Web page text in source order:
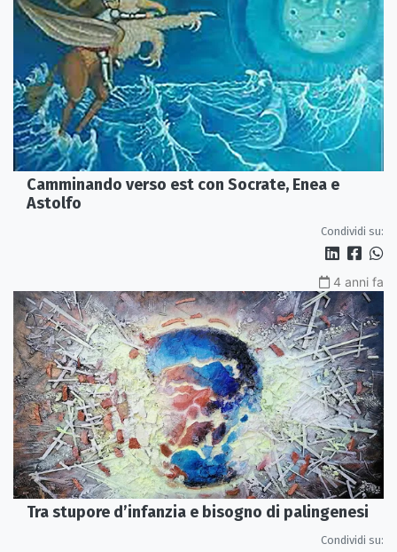
Camminando verso est con Socrate, Enea e
Astolfo
Condividi su:
4 anni fa
Tra stupore d’infanzia e bisogno di palingenesi
Condividi su: